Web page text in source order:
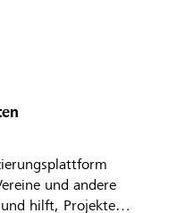
und andere
hilft, Projekte